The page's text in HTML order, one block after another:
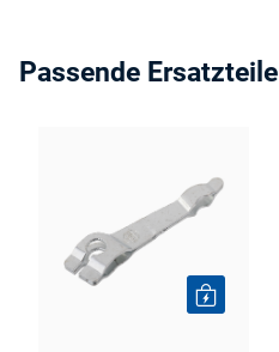
Passende Ersatzteile